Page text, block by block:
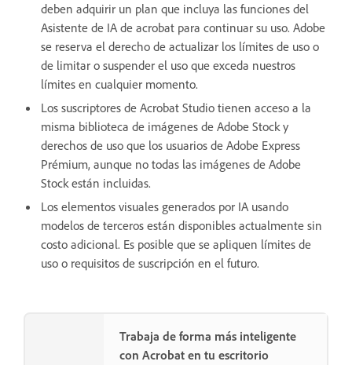
deben adquirir un plan que incluya las funciones del
Asistente de IA de acrobat para continuar su uso. Adobe
se reserva el derecho de actualizar los límites de uso o
de limitar o suspender el uso que exceda nuestros
límites en cualquier momento.
Los suscriptores de Acrobat Studio tienen acceso a la
misma biblioteca de imágenes de Adobe Stock y
derechos de uso que los usuarios de Adobe Express
Prémium, aunque no todas las imágenes de Adobe
Stock están incluidas.
Los elementos visuales generados por IA usando
modelos de terceros están disponibles actualmente sin
costo adicional. Es posible que se apliquen límites de
uso o requisitos de suscripción en el futuro.
Trabaja de forma más inteligente
con Acrobat en tu escritorio